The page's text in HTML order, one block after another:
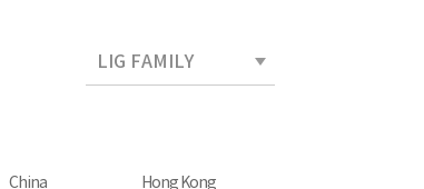
China Hong Kong